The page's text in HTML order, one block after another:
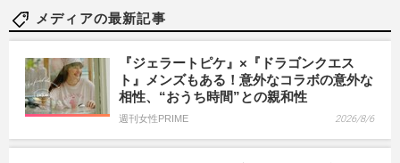
メディアの最新記事
『ジェラートピケ』×『ドラゴンクエス
ト』メンズもある！意外なコラボの意外な
相性、“おうち時間”との親和性
週刊女性PRIME 2026/8/6